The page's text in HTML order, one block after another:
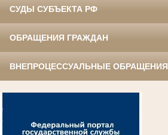
СУДЫ СУБЪЕКТА РФ
ОБРАЩЕНИЯ ГРАЖДАН
ВНЕПРОЦЕССУАЛЬНЫЕ ОБРАЩЕНИЯ